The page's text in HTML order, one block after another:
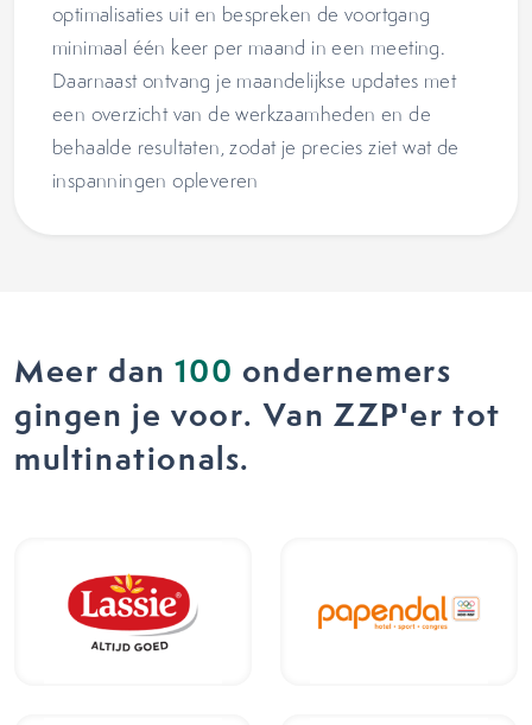
optimalisaties uit en bespreken de voortgang
minimaal één keer per maand in een meeting.
Daarnaast ontvang je maandelijkse updates met
een overzicht van de werkzaamheden en de
behaalde resultaten, zodat je precies ziet wat de
inspanningen opleveren
Meer dan100 ondernemers
gingen je voor. Van ZZP'er tot
multinationals.